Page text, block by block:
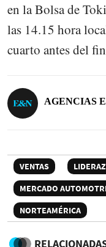
en la Bolsa de
las 14.15 hora
cuarto antes del
AGENCIAS
VENTAS
MERCADO
NORTEAMÉRICA